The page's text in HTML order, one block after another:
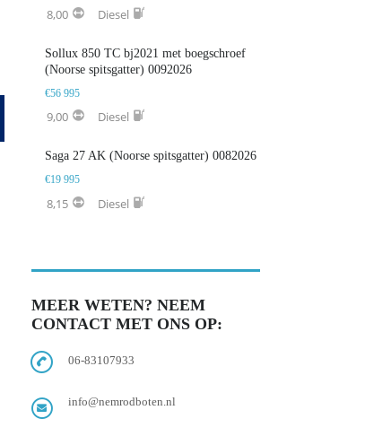
8,00 Diesel
Sollux 850 TC bj2021 met boegschroef
(Noorse spitsgatter) 0092026
€56 995
9,00 Diesel
Saga 27 AK (Noorse spitsgatter) 0082026
€19 995
8,15 Diesel
MEER WETEN? NEEM
CONTACT MET ONS OP:
06-83107933
info@nemrodboten.nl